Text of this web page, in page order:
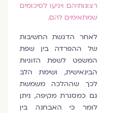
רצונותיהם ויגיעו לסיכומים
שמתאימים להם.
לאחר הדגשת החשיבות
של ההפרדה בין שפת
המשפט לשפת הזוגיות
הבינאישית, ושימת הלב
לכך שההלכה משמשת
גם כמסגרת מקיפה, ניתן
לומר כי האבחנה בין